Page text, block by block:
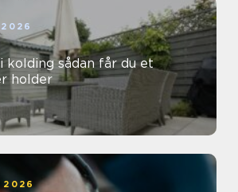
får du et
holder